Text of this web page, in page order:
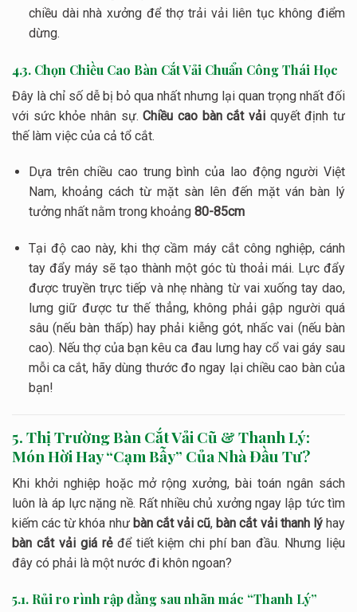
chiều dài nhà xưởng để thợ trải vải liên tục không điểm
dừng.
4.3. Chọn Chiều Cao Bàn Cắt Vải Chuẩn Công Thái Học
Đây là chỉ số dễ bị bỏ qua nhất nhưng lại quan trọng nhất đối
với sức khỏe nhân sự.Chiều cao bàn cắt vải quyết định tư
thế làm việc của cả tổ cắt.
Dựa trên chiều cao trung bình của lao động người Việt
Nam, khoảng cách từ mặt sàn lên đến mặt ván bàn lý
tưởng nhất nằm trong khoảng 80-85cm
Tại độ cao này, khi thợ cầm máy cắt công nghiệp, cánh
tay đẩy máy sẽ tạo thành một góc tù thoải mái. Lực đẩy
được truyền trực tiếp và nhẹ nhàng từ vai xuống tay dao,
lưng giữ được tư thế thẳng, không phải gập người quá
sâu (nếu bàn thấp) hay phải kiễng gót, nhấc vai (nếu bàn
cao). Nếu thợ của bạn kêu ca đau lưng hay cổ vai gáy sau
mỗi ca cắt, hãy dùng thước đo ngay lại chiều cao bàn của
bạn!
5. Thị Trường Bàn Cắt Vải Cũ & Thanh Lý:
Món Hời Hay “Cạm Bẫy” Của Nhà Đầu Tư?
Khi khởi nghiệp hoặc mở rộng xưởng, bài toán ngân sách
luôn là áp lực nặng nề. Rất nhiều chủ xưởng ngay lập tức tìm
kiếm các từ khóa như bàn cắt vải cũ, bàn cắt vải thanh lýhay
bàn cắt vải giá rẻđể tiết kiệm chi phí ban đầu. Nhưng liệu
đây có phải là một nước đi khôn ngoan?
5.1. Rủi ro rình rập đằng sau nhãn mác “Thanh Lý”